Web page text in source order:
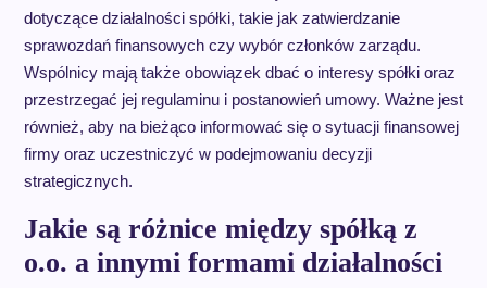
dotyczące działalności spółki, takie jak zatwierdzanie
sprawozdań finansowych czy wybór członków zarządu.
Wspólnicy mają także obowiązek dbać o interesy spółki oraz
przestrzegać jej regulaminu i postanowień umowy. Ważne jest
również, aby na bieżąco informować się o sytuacji finansowej
firmy oraz uczestniczyć w podejmowaniu decyzji
strategicznych.
Jakie są różnice między spółką z
o.o. a innymi formami działalności